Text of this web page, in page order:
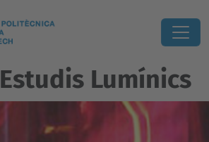
Estudis Lumínics